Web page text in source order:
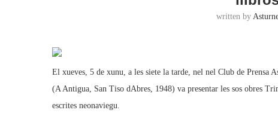
written by
El xueves, 5 de xunu, a les siete la tarde, nel nel Club de Prensa
(A Antigua, San Tiso dAbres, 1948) va presentar les sos obres
escrites neonaviegu.